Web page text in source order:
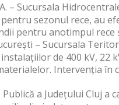
– Sucursala
sezonul rece, au
pentru anotimpul rece
– Sucursala
de 400 kV, 22
Intervenția
a Județului Cluj